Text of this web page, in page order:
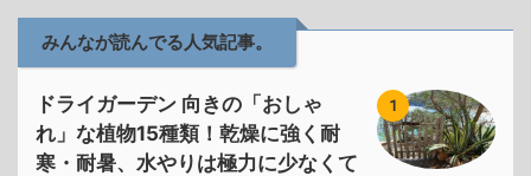
みんなが読んでる人気記事。
1
ドライガーデン 向きの「おしゃ
れ」な植物15種類！乾燥に強く耐
寒・耐暑、水やりは極力に少なくて